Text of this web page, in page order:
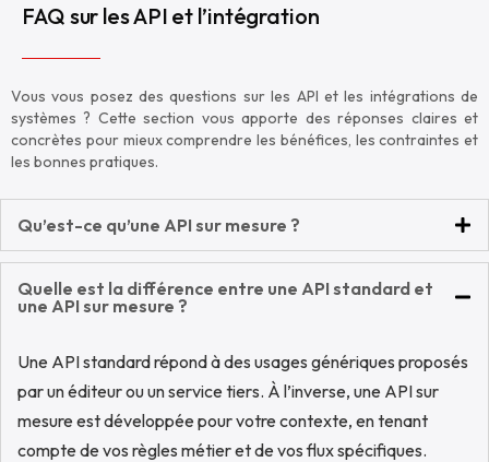
FAQ sur les API et l’intégration
Vous vous posez des questions sur les API et les intégrations de
systèmes ? Cette section vous apporte des réponses claires et
concrètes pour mieux comprendre les bénéfices, les contraintes et
les bonnes pratiques.
Qu’est-ce qu’une API sur mesure ?
Quelle est la différence entre une API standard et
une API sur mesure ?
Une API standard répond à des usages génériques proposés
par un éditeur ou un service tiers. À l’inverse, une API sur
mesure est développée pour votre contexte, en tenant
compte de vos règles métier et de vos flux spécifiques.